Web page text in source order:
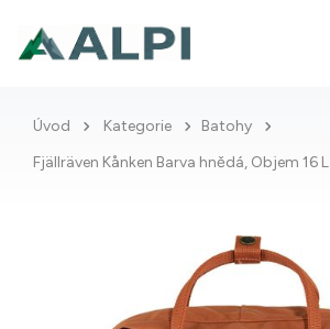
Úvod Kategorie
Batohy
Fjällräven Kånken Barva hnědá, Objem 16 L